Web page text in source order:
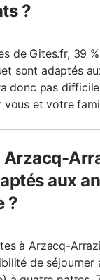
?
de Gites.fr, 39
sont adaptés
donc pas
et votre
Arzacq-
aux
?
à Arzacq-
de séjourner